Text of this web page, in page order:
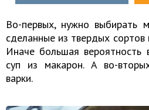
Во-первых, нужно выбирать
сделанные из твердых
Иначе большая вероятность
суп из макарон. А во-
варки.